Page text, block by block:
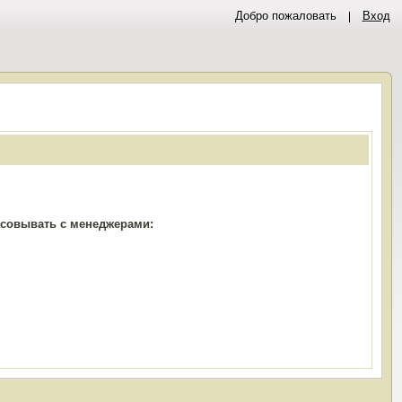
Добро пожаловать Вход
с менеджерами: